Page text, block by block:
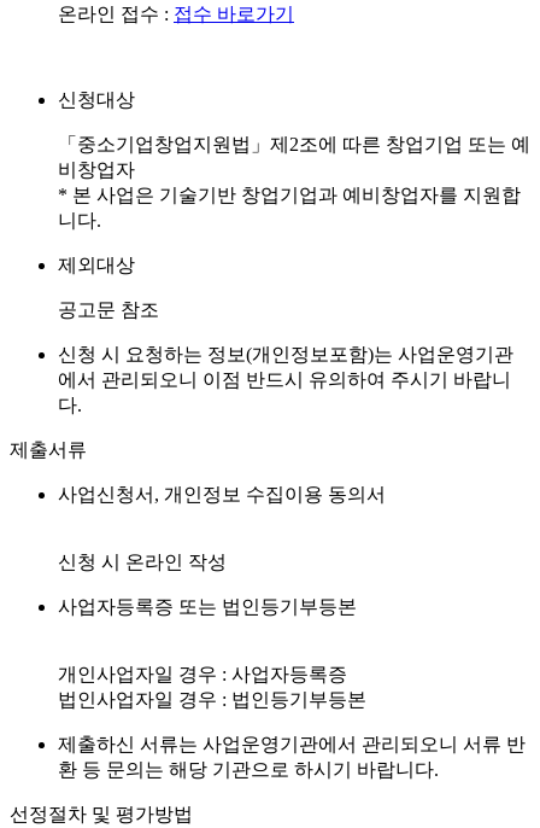
온라인 접수 : 접수 바로가기
신청대상
「중소기업창업지원법」제2조에 따른 창업기업 또는 예
비창업자
* 본 사업은 기술기반 창업기업과 예비창업자를 지원합
니다.
제외대상
공고문 참조
신청 시 요청하는 정보(개인정보포함)는 사업운영기관
에서 관리되오니 이점 반드시 유의하여 주시기 바랍니
다.
제출서류
사업신청서, 개인정보 수집이용 동의서
신청 시 온라인 작성
사업자등록증 또는 법인등기부등본
개인사업자일 경우 : 사업자등록증
법인사업자일 경우 : 법인등기부등본
제출하신 서류는 사업운영기관에서 관리되오니 서류 반
환 등 문의는 해당 기관으로 하시기 바랍니다.
선정절차 및 평가방법